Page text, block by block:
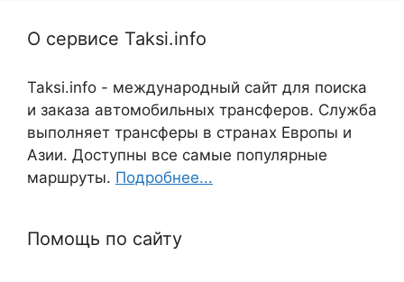
О сервисе Taksi.info
Taksi.info - международный сайт для поиска
и заказа автомобильных трансферов. Служба
выполняет трансферы в странах Европы и
Азии. Доступны все самые популярные
маршруты. Подробнее...
Помощь по сайту